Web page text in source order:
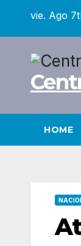
vie. Ago
HOME